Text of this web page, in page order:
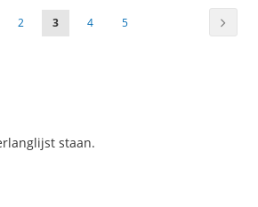
Pagina
Pagina
2
U
3 Pagina
4 Pagina
5
staan.